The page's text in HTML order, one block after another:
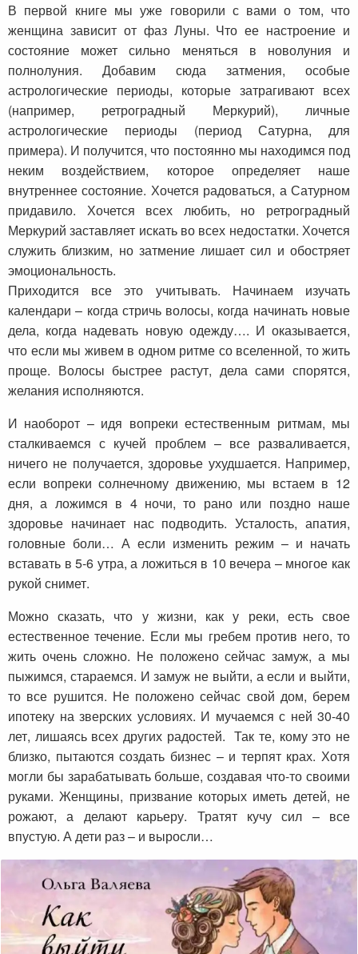
В первой книге мы уже говорили с вами о том, что
женщина зависит от фаз Луны. Что ее настроение и
состояние может сильно меняться в новолуния и
полнолуния. Добавим сюда затмения, особые
астрологические периоды, которые затрагивают всех
(например, ретроградный Меркурий), личные
астрологические периоды (период Сатурна, для
примера). И получится, что постоянно мы находимся под
неким воздействием, которое определяет наше
внутреннее состояние. Хочется радоваться, а Сатурном
придавило. Хочется всех любить, но ретроградный
Меркурий заставляет искать во всех недостатки. Хочется
служить близким, но затмение лишает сил и обостряет
эмоциональность.
Приходится все это учитывать. Начинаем изучать
календари – когда стричь волосы, когда начинать новые
дела, когда надевать новую одежду…. И оказывается,
что если мы живем в одном ритме со вселенной, то жить
проще. Волосы быстрее растут, дела сами спорятся,
желания исполняются.
И наоборот – идя вопреки естественным ритмам, мы
сталкиваемся с кучей проблем – все разваливается,
ничего не получается, здоровье ухудшается. Например,
если вопреки солнечному движению, мы встаем в 12
дня, а ложимся в 4 ночи, то рано или поздно наше
здоровье начинает нас подводить. Усталость, апатия,
головные боли… А если изменить режим – и начать
вставать в 5-6 утра, а ложиться в 10 вечера – многое как
рукой снимет.
Можно сказать, что у жизни, как у реки, есть свое
естественное течение. Если мы гребем против него, то
жить очень сложно. Не положено сейчас замуж, а мы
пыжимся, стараемся. И замуж не выйти, а если и выйти,
то все рушится. Не положено сейчас свой дом, берем
ипотеку на зверских условиях. И мучаемся с ней 30-40
лет, лишаясь всех других радостей. Так те, кому это не
близко, пытаются создать бизнес – и терпят крах. Хотя
могли бы зарабатывать больше, создавая что-то своими
руками. Женщины, призвание которых иметь детей, не
рожают, а делают карьеру. Тратят кучу сил – все
впустую. А дети раз – и выросли…